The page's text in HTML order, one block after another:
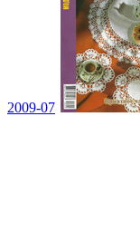
2009-07